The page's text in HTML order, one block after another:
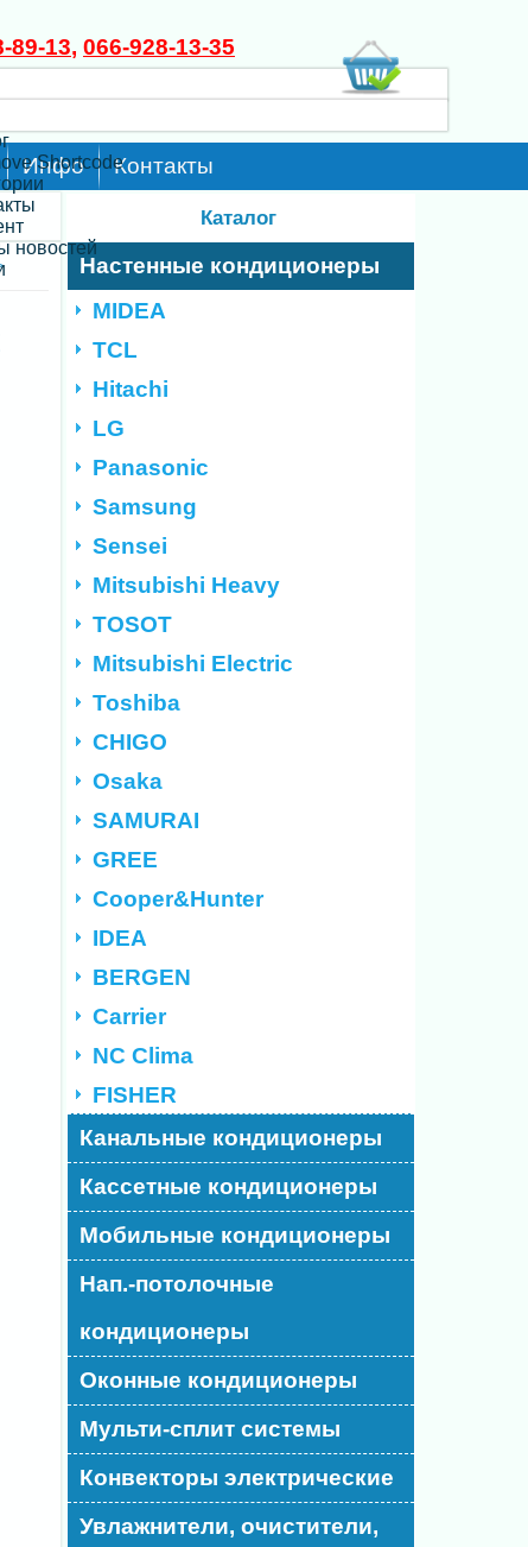
Shortcode
новостей
89-13, 066-928-13-35
Инфо Контакты
Каталог
Настенные кондиционеры
MIDEA
TCL
Hitachi
LG
Panasonic
Samsung
Sensei
Mitsubishi Heavy
TOSOT
Mitsubishi Electric
Toshiba
CHIGO
Osaka
SAMURAI
GREE
Cooper&Hunter
IDEA
BERGEN
Carrier
NC Clima
FISHER
Канальные кондиционеры
Кассетные кондиционеры
Мобильные кондиционеры
Нап.-потолочные
кондиционеры
Оконные кондиционеры
Мульти-сплит системы
Конвекторы электрические
Увлажнители, очистители,